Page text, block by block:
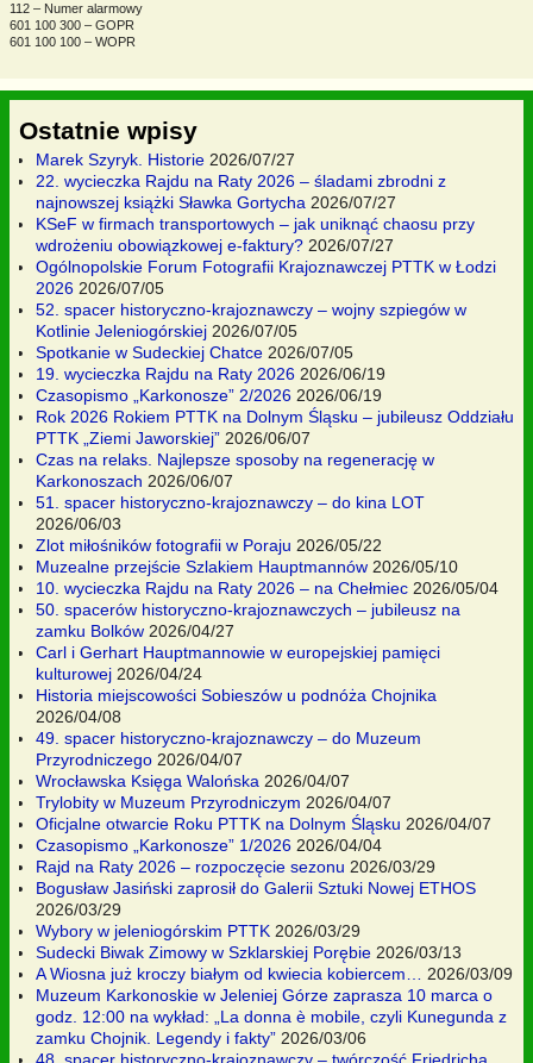
112 – Numer alarmowy
601 100 300 – GOPR
601 100 100 – WOPR
Ostatnie wpisy
Marek Szyryk. Historie 2026/07/27
22. wycieczka Rajdu na Raty 2026 – śladami zbrodni z
najnowszej książki Sławka Gortycha 2026/07/27
KSeF w firmach transportowych – jak uniknąć chaosu przy
wdrożeniu obowiązkowej e-faktury? 2026/07/27
Ogólnopolskie Forum Fotografii Krajoznawczej PTTK w Łodzi
2026 2026/07/05
52. spacer historyczno-krajoznawczy – wojny szpiegów w
Kotlinie Jeleniogórskiej 2026/07/05
Spotkanie w Sudeckiej Chatce 2026/07/05
19. wycieczka Rajdu na Raty 2026 2026/06/19
Czasopismo „Karkonosze” 2/2026 2026/06/19
Rok 2026 Rokiem PTTK na Dolnym Śląsku – jubileusz Oddziału
PTTK „Ziemi Jaworskiej” 2026/06/07
Czas na relaks. Najlepsze sposoby na regenerację w
Karkonoszach 2026/06/07
51. spacer historyczno-krajoznawczy – do kina LOT
2026/06/03
Zlot miłośników fotografii w Poraju 2026/05/22
Muzealne przejście Szlakiem Hauptmannów 2026/05/10
10. wycieczka Rajdu na Raty 2026 – na Chełmiec 2026/05/04
50. spacerów historyczno-krajoznawczych – jubileusz na
zamku Bolków 2026/04/27
Carl i Gerhart Hauptmannowie w europejskiej pamięci
kulturowej 2026/04/24
Historia miejscowości Sobieszów u podnóża Chojnika
2026/04/08
49. spacer historyczno-krajoznawczy – do Muzeum
Przyrodniczego 2026/04/07
Wrocławska Księga Walońska 2026/04/07
Trylobity w Muzeum Przyrodniczym 2026/04/07
Oficjalne otwarcie Roku PTTK na Dolnym Śląsku 2026/04/07
Czasopismo „Karkonosze” 1/2026 2026/04/04
Rajd na Raty 2026 – rozpoczęcie sezonu 2026/03/29
Bogusław Jasiński zaprosił do Galerii Sztuki Nowej ETHOS
2026/03/29
Wybory w jeleniogórskim PTTK 2026/03/29
Sudecki Biwak Zimowy w Szklarskiej Porębie 2026/03/13
A Wiosna już kroczy białym od kwiecia kobiercem…
2026/03/09
Muzeum Karkonoskie w Jeleniej Górze zaprasza 10 marca o
godz. 12:00 na wykład: „La donna è mobile, czyli Kunegunda z
zamku Chojnik. Legendy i fakty” 2026/03/06